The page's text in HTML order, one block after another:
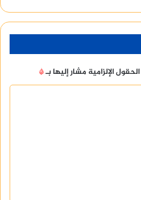
الحقول الإلزامية مشار إليها بـ*